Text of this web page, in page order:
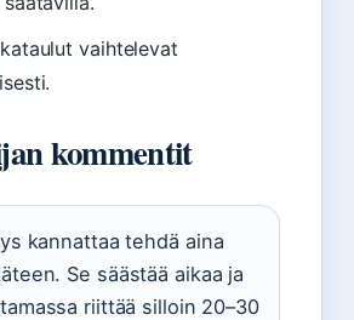
vaihtelevat
kommentit
kannattaa tehdä aina
Se säästää aikaa ja
riittää silloin 20–30